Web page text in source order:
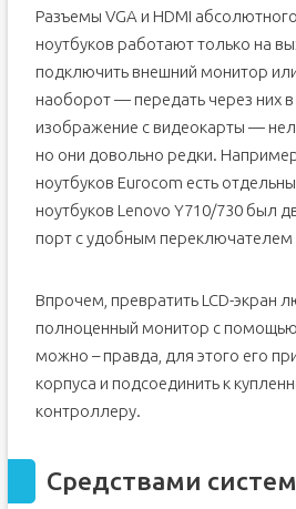
Разъемы VGA и HDMI
ноутбуков работают только на
подключить внешний монитор
наоборот — передать через них в
изображение с видеокарты —
но они довольно редки.
ноутбуков Eurocom есть
ноутбуков Lenovo Y710/730 был
порт с удобным
Впрочем, превратить LCD-экран
полноценный монитор с помощью
можно – правда, для этого его
корпуса и подсоединить к
контроллеру.
Средствами